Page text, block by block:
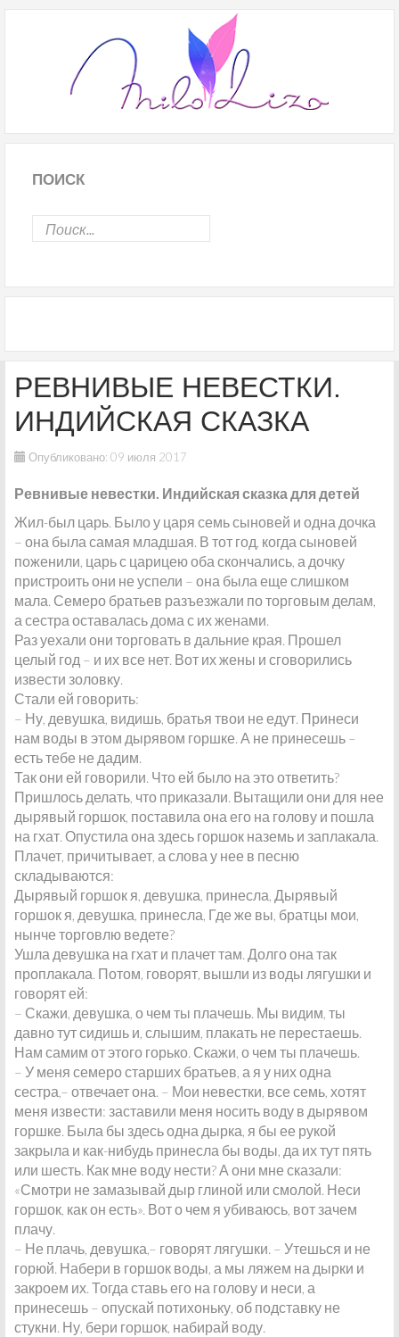
ПОИСК
РЕВНИВЫЕ НЕВЕСТКИ.
ИНДИЙСКАЯ СКАЗКА
Опубликовано: 09 июля 2017
Ревнивые невестки. Индийская сказка для детей
Жил-был царь. Было у царя семь сыновей и одна дочка
– она была самая младшая. В тот год, когда сыновей
поженили, царь с царицею оба скончались, а дочку
пристроить они не успели – она была еще слишком
мала. Семеро братьев разъезжали по торговым делам,
а сестра оставалась дома с их женами.
Раз уехали они торговать в дальние края. Прошел
целый год – и их все нет. Вот их жены и сговорились
извести золовку.
Стали ей говорить:
– Ну, девушка, видишь, братья твои не едут. Принеси
нам воды в этом дырявом горшке. А не принесешь –
есть тебе не дадим.
Так они ей говорили. Что ей было на это ответить?
Пришлось делать, что приказали. Вытащили они для нее
дырявый горшок, поставила она его на голову и пошла
на гхат. Опустила она здесь горшок наземь и заплакала.
Плачет, причитывает, а слова у нее в песню
складываются:
Дырявый горшок я, девушка, принесла, Дырявый
горшок я, девушка, принесла, Где же вы, братцы мои,
нынче торговлю ведете?
Ушла девушка на гхат и плачет там. Долго она так
проплакала. Потом, говорят, вышли из воды лягушки и
говорят ей:
– Скажи, девушка, о чем ты плачешь. Мы видим, ты
давно тут сидишь и, слышим, плакать не перестаешь.
Нам самим от этого горько. Скажи, о чем ты плачешь.
– У меня семеро старших братьев, а я у них одна
сестра,– отвечает она. – Мои невестки, все семь, хотят
меня извести: заставили меня носить воду в дырявом
горшке. Была бы здесь одна дырка, я бы ее рукой
закрыла и как-нибудь принесла бы воды, да их тут пять
или шесть. Как мне воду нести? А они мне сказали:
«Смотри не замазывай дыр глиной или смолой. Неси
горшок, как он есть». Вот о чем я убиваюсь, вот зачем
плачу.
– Не плачь, девушка,– говорят лягушки. – Утешься и не
горюй. Набери в горшок воды, а мы ляжем на дырки и
закроем их. Тогда ставь его на голову и неси, а
принесешь – опускай потихоньку, об подставку не
стукни. Ну, бери горшок, набирай воду.